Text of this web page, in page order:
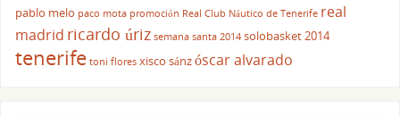
pablo melo paco mota promoción Real Club Náutico de Tenerife real
madrid ricardo úriz semana santa 2014 solobasket 2014
tenerife toni flores xisco sánzóscar alvarado